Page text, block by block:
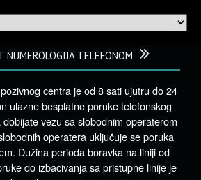
NUMEROLOGIJA TELEFONOM
centra je od 8 sati ujutru do 24
ulazne besplatne poruke telefonskog
vezu sa slobodnim operaterom
operatera uključuje se poruka
Dužina perioda boravka na liniji od
do izbacivanja sa pristupne linije je